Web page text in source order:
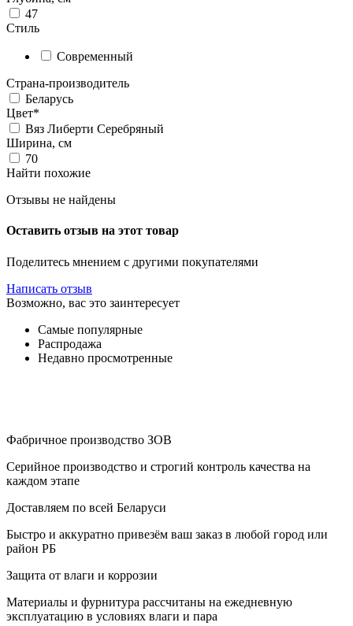
47
Стиль
Современный
Страна-производитель
Беларусь
Цвет*
Вяз Либерти Серебряный
Ширина, см
70
Найти похожие
Отзывы не найдены
Оставить отзыв на этот товар
Поделитесь мнением с другими покупателями
Написать отзыв
Возможно, вас это заинтересует
Самые популярные
Распродажа
Недавно просмотренные
Фабричное производство ЗОВ
Серийное производство и строгий контроль качества на
каждом этапе
Доставляем по всей Беларуси
Быстро и аккуратно привезём ваш заказ в любой город или
район РБ
Защита от влаги и коррозии
Материалы и фурнитура рассчитаны на ежедневную
эксплуатацию в условиях влаги и пара